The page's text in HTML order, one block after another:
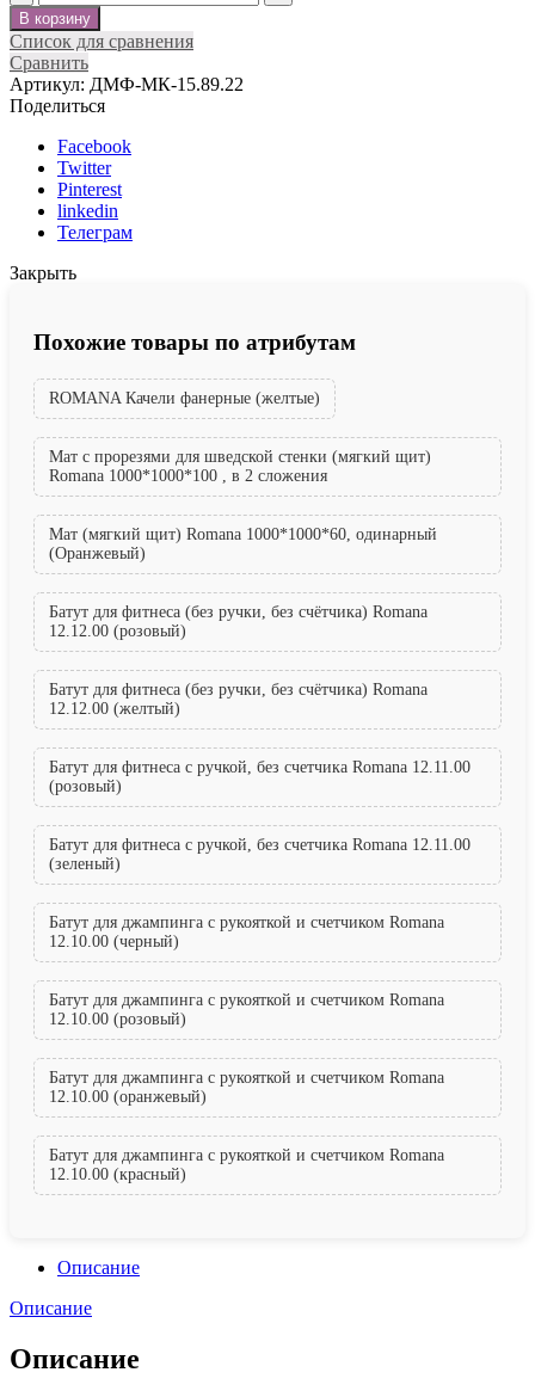
В корзину
Список для сравнения
Сравнить
Артикул: ДМФ-МК-15.89.22
Поделиться
Facebook
Twitter
Pinterest
linkedin
Телеграм
Закрыть
Похожие товары по атрибутам
ROMANA Качели фанерные (желтые)
Мат с прорезями для шведской стенки (мягкий щит)
Romana 1000*1000*100 , в 2 сложения
Мат (мягкий щит) Romana 1000*1000*60, одинарный
(Оранжевый)
Батут для фитнеса (без ручки, без счётчика) Romana
12.12.00 (розовый)
Батут для фитнеса (без ручки, без счётчика) Romana
12.12.00 (желтый)
Батут для фитнеса с ручкой, без счетчика Romana 12.11.00
(розовый)
Батут для фитнеса с ручкой, без счетчика Romana 12.11.00
(зеленый)
Батут для джампинга с рукояткой и счетчиком Romana
12.10.00 (черный)
Батут для джампинга с рукояткой и счетчиком Romana
12.10.00 (розовый)
Батут для джампинга с рукояткой и счетчиком Romana
12.10.00 (оранжевый)
Батут для джампинга с рукояткой и счетчиком Romana
12.10.00 (красный)
Описание
Описание
Описание